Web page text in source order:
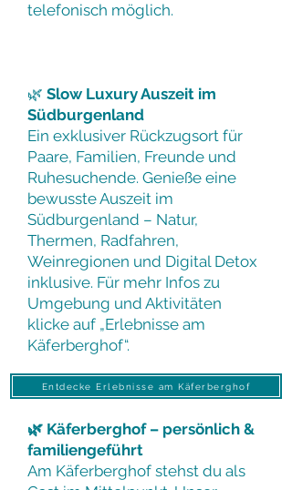
telefonisch möglich.
🌿 Slow Luxury Auszeit im
Südburgenland
Ein exklusiver Rückzugsort für
Paare, Familien, Freunde und
Ruhesuchende. Genieße eine
bewusste Auszeit im
Südburgenland – Natur,
Thermen, Radfahren,
Weinregionen und Digital Detox
inklusive. Für mehr Infos zu
Umgebung und Aktivitäten
klicke auf „Erlebnisse am
Käferberghof“.
🌿 Käferberghof – persönlich &
familiengeführt
Am Käferberghof stehst du als
Entdecke Erlebnisse am Käferberghof